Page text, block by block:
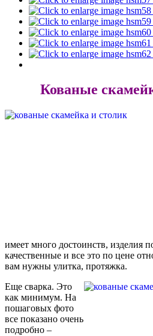
Кованые
имеет много достоинств, изделия
качественные и все это по цене
вам нужны улитка, протяжка.
Еще сварка. Это
как минимум. На
пошаговых фото
все показано очень
подробно –